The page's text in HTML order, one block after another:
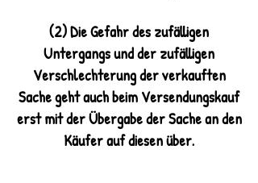
(2) Die Gefahr des zufälligen
Untergangs und der zufälligen
Verschlechterung der verkauften
Sache geht auch beim Versendungskauf
erst mit der Übergabe der Sache an den
Käufer auf diesen über.